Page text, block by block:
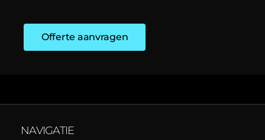
Offerte aanvragen
NAVIGATIE